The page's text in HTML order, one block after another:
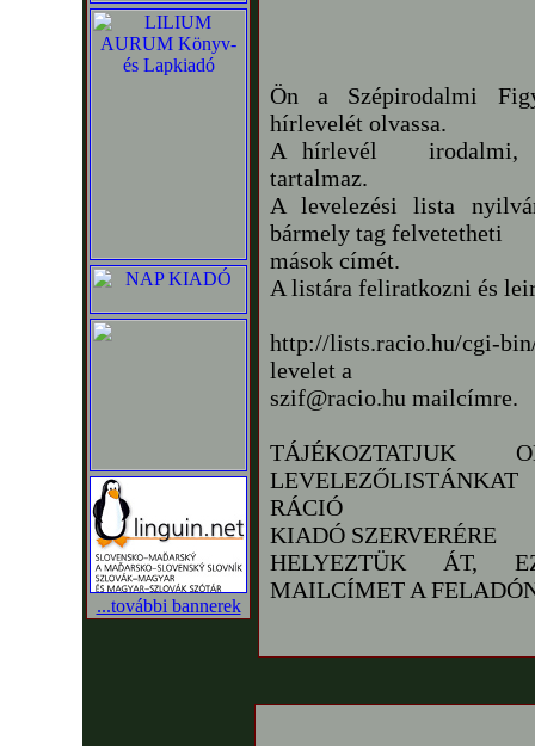
...további bannerek
Ön a Szépirodalmi
hírlevelét olvassa.
A hírlevél irodalmi,
tartalmaz.
A levelezési lista
bármely tag felvetetheti
mások címét.
A listára feliratkozni és
http://lists.racio.hu/cgi-
levelet a
szif@racio.hu mailcímre.
TÁJÉKOZTATJUK
RÁCIÓ
KIADÓ SZERVERÉRE
HELYEZTÜK ÁT,
MAILCÍMET A